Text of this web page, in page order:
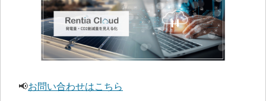
📢お問い合わせはこちら